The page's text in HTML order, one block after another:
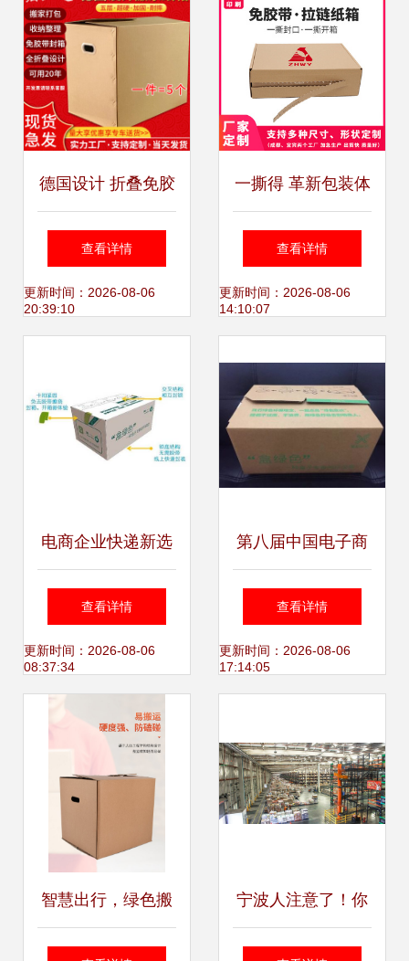
德国设计 折叠免胶
带搬家纸箱，让收
纳整理更高效
查看详情
更新时间：2026-08-06
20:39:10
一撕得 革新包装体
验的免胶带纸箱品
牌与价格分析
查看详情
更新时间：2026-08-06
14:10:07
电商企业快递新选
择 “一扣得”最生态
纸箱迎来新突破
查看详情
更新时间：2026-08-06
08:37:34
第八届中国电子商
务与物流协同发展
大会在杭开幕 一扣
绿色物流新潮流
查看详情
更新时间：2026-08-06
17:14:05
智慧出行，绿色搬
家 德国设计免胶带
宁波人注意了！你
的双十一将有新变